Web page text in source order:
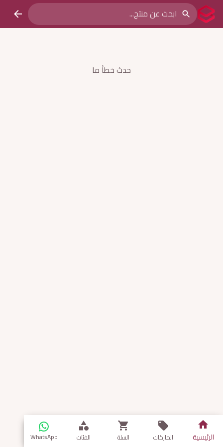
حدث خطأ ما
الرئيسية الماركات السلة الفئات WhatsApp